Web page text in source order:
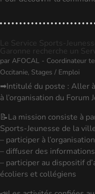
Le Service Sports-
Garonne recherche un
par AFOCAL - Coordinateur
Occitanie, Stages / Emploi
➡Intitulé du poste : Aller
à l’organisation du Forum
📝La mission consiste à
Sports-Jeunesse de la
– participer à
– diffuser des
– participer au dispositif
écoliers et collégiens